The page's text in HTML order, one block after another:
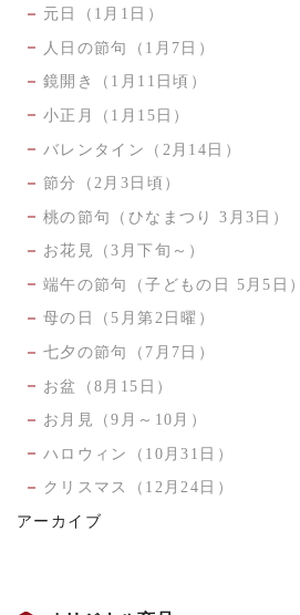
元日（1月1日）
人日の節句（1月7日）
鏡開き（1月11日頃）
小正月（1月15日）
バレンタイン（2月14日）
節分（2月3日頃）
桃の節句（ひなまつり 3月3日）
お花見（3月下旬～）
端午の節句（子どもの日 5月5日）
母の日（5月第2日曜）
七夕の節句（7月7日）
お盆（8月15日）
お月見（9月～10月）
ハロウィン（10月31日）
クリスマス（12月24日）
アーカイブ